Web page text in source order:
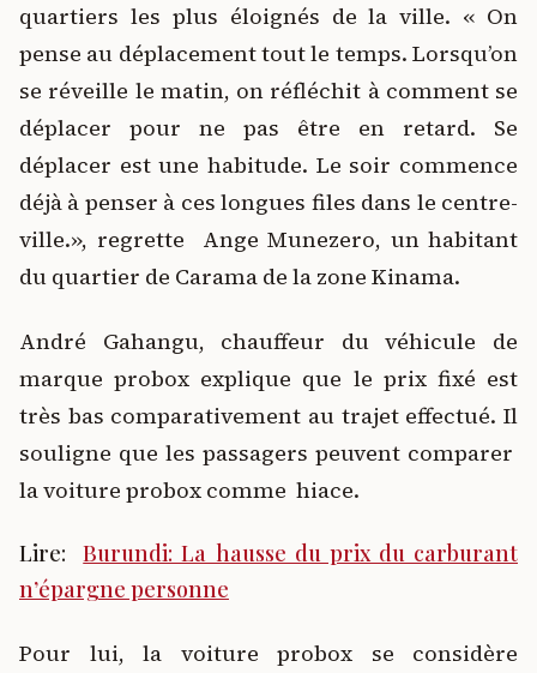
quartiers les plus éloignés de la ville. « On
pense au déplacement tout le temps. Lorsqu’on
se réveille le matin, on réfléchit à comment se
déplacer pour ne pas être en retard. Se
déplacer est une habitude. Le soir commence
déjà à penser à ces longues files dans le centre-
ville.», regrette Ange Munezero, un habitant
du quartier de Carama de la zone Kinama.
André Gahangu, chauffeur du véhicule de
marque probox explique que le prix fixé est
très bas comparativement au trajet effectué. Il
souligne que les passagers peuvent comparer
la voiture probox comme hiace.
Lire:Burundi: La hausse du prix du carburant
n’épargne personne
Pour lui, la voiture probox se considère